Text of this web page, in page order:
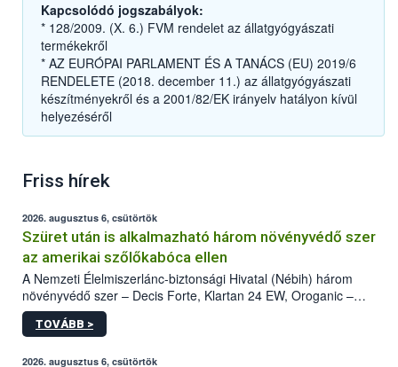
Kapcsolódó jogszabályok:
* 128/2009. (X. 6.) FVM rendelet az állatgyógyászati
termékekről
* AZ EURÓPAI PARLAMENT ÉS A TANÁCS (EU) 2019/6
RENDELETE (2018. december 11.) az állatgyógyászati
készítményekről és a 2001/82/EK irányelv hatályon kívül
helyezéséről
Friss hírek
2026. augusztus 6, csütörtök
Szüret után is alkalmazható három növényvédő szer
az amerikai szőlőkabóca ellen
A Nemzeti Élelmiszerlánc-biztonsági Hivatal (Nébih) három
növényvédő szer – Decis Forte, Klartan 24 EW, Oroganic –
engedélyokiratát módosította, így azok a szüretet követően,
egészen a vesszőérettség (BBCH 91) stádiumáig
érésű szőlőkben is legyen lehetőség a károsító elleni további
TOVÁBB >
2026. augusztus 6, csütörtök